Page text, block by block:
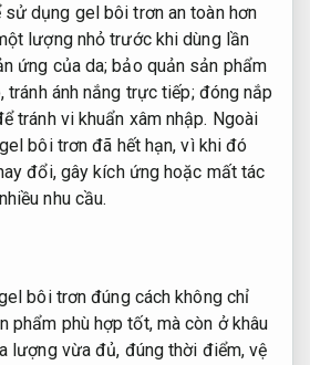
dụng gel bôi trơn an toàn hơn
lượng nhỏ trước khi dùng lần
ứng của da; bảo quản sản phẩm
tránh ánh nắng trực tiếp; đóng nắp
tránh vi khuẩn xâm nhập. Ngoài
bôi trơn đã hết hạn, vì khi đó
đổi, gây kích ứng hoặc mất tác
nhu cầu.
bôi trơn đúng cách không chỉ
phẩm phù hợp tốt, mà còn ở khâu
lượng vừa đủ, đúng thời điểm, vệ